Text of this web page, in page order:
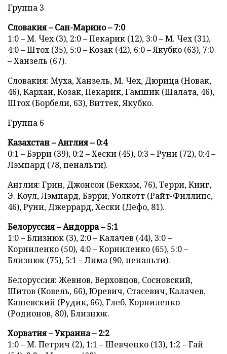
Группа 3
Словакия – Сан-Марино – 7:0
1:0 – М. Чех (3), 2:0 – Пекарик (12), 3:0 – М. Чех (31),
4:0 – Штох (35), 5:0 – Козак (42), 6:0 – Якубко (63), 7:0
– Ханзель (67).
Словакия: Муха, Ханзель, М. Чех, Дюрица (Новак,
46), Кархан, Козак, Пекарик, Гамшик (Шалата, 46),
Штох (Борбели, 63), Виттек, Якубко.
Группа 6
Казахстан – Англия – 0:4
0:1 – Бэрри (39), 0:2 – Хески (45), 0:3 – Руни (72), 0:4 –
Лэмпард (78, пенальти).
Англия: Грин, Джонсон (Бекхэм, 76), Терри, Кинг,
Э. Коул, Лэмпард, Бэрри, Уолкотт (Райт-Филлипс,
46), Руни, Джеррард, Хески (Дефо, 81).
Белоруссия – Андорра – 5:1
1:0 – Близнюк (3), 2:0 – Калачев (44), 3:0 –
Корниленко (50), 4:0 – Корниленко (65), 5:0 –
Близнюк (75), 5:1 – Лима (90, пенальти).
Белоруссия: Жевнов, Верховцов, Сосновский,
Шитов (Ковель, 66), Юревич, Стасевич, Калачев,
Кашевский (Рудик, 66), Глеб, Корниленко
(Родионов, 80), Близнюк.
Хорватия – Украина – 2:2
1:0 – М. Петрич (2), 1:1 – Шевченко (13), 1:2 – Гай